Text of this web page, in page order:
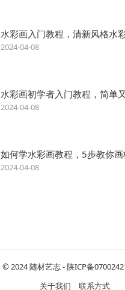
水彩画入门教程，清新风格水
2024-04-08
水彩画初学者入门教程，简单
2024-04-08
如何学水彩画教程，5步教你
2024-04-08
© 2024随材艺志-陕ICP备
关于我们
联系方式